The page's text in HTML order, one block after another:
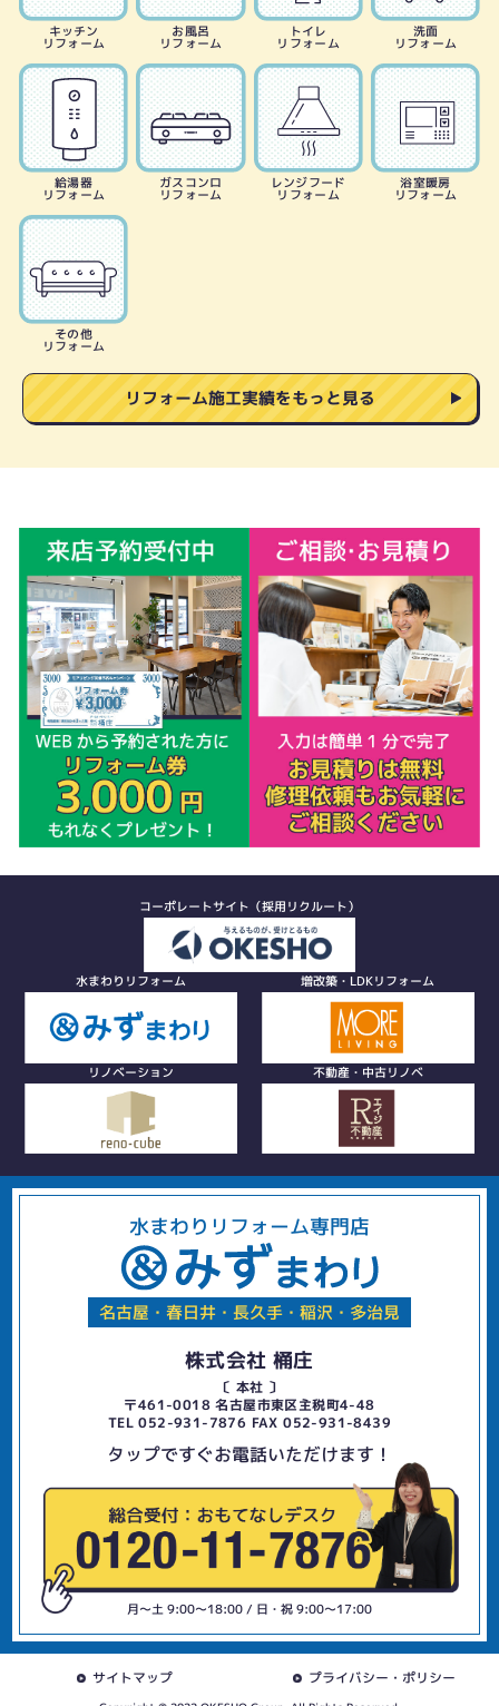
キッチン
リフォーム
お風呂
リフォーム
トイレ
リフォーム
洗面
リフォーム
給湯器
リフォーム
ガスコンロ
リフォーム
レンジフード
リフォーム
浴室暖房
リフォーム
その他
リフォーム
リフォーム施工実績をもっと見る
コーポレートサイト（採用リクルート）
水まわりリフォーム 増改築・LDKリフォーム
リノベーション 不動産・中古リノベ
水まわりリフォーム専門店
名古屋・春日井・長久手・稲沢・多治見
株式会社 桶庄
〔 本社 〕
〒461-0018 名古屋市東区主税町4-48
TEL 052-931-7876 FAX 052-931-8439
タップですぐお電話いただけます！
月〜土 9:00〜18:00 / 日・祝 9:00〜17:00
サイトマップ プライバシー・ポリシー